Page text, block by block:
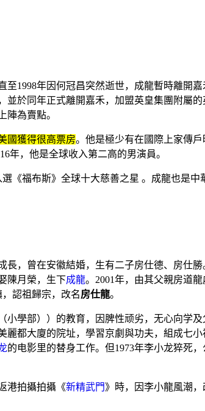
至1998年因何冠昌突然逝世，成龍暫時離開
並於同年正式離開嘉禾，加盟英皇集團 附屬的
陣為賣點。
國獲得很高票房。他是極少有在國際上家傳
年，他是全球收入第二高的男演員。
選《福布斯》全球十大慈善之星 。成龍也是中
長，曾在安徽結婚，生有二子房仕德、房仕
陳月榮，生下成龍。2001年，由其父親房道龍
認祖歸宗，改名房仕龍。
小學部））的教育，因脾性顽劣，无心向学
麗都大廈的院址，學習京劇與功夫，組成七小
的电影里的替身工作。但1973年李小龙猝死
港拍攝拍攝《新精武門》時，因李小龍風潮，